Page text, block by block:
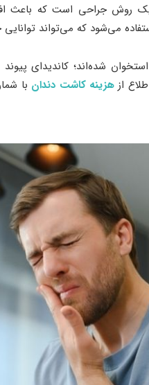
روش جراحی است که باعث
می‌شود که می‌تواند
شده‌اند؛ کاندیدای
از هزینه کاشت دندان با